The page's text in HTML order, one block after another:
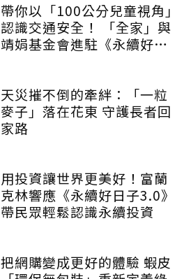
帶你以「100公分兒童視角」
認識交通安全！ 「全家」與
靖娟基金會進駐《永續好日
天災摧不倒的牽絆：「一粒
麥子」落在花東 守護長者回
家路
用投資讓世界更美好！富蘭
克林響應《永續好日子3.0》
帶民眾輕鬆認識永續投資
把網購變成更好的體驗 蝦皮